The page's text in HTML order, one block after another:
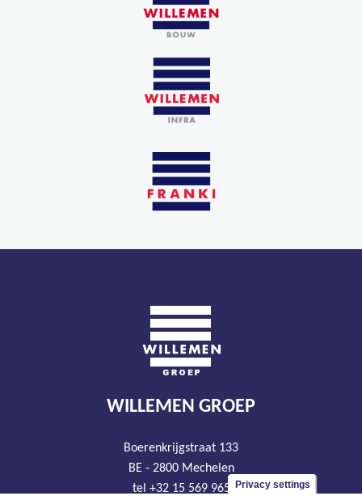
WILLEMEN GROEP
Boerenkrijgstraat 133
BE - 2800 Mechelen
tel +32 15 569 965
Privacy settings